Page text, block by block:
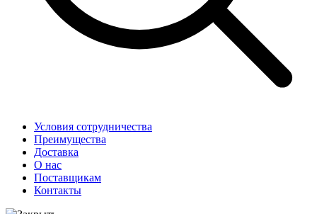
Условия сотрудничества
Преимущества
Доставка
О нас
Поставщикам
Контакты